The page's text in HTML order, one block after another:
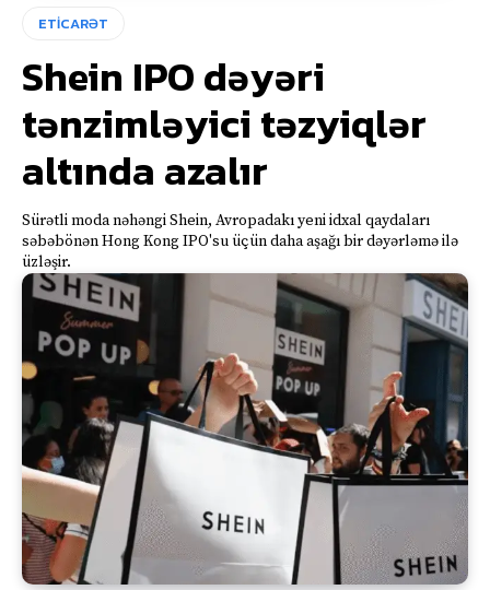
ETİCARƏT
Shein IPO dəyəri
tənzimləyici təzyiqlər
altında azalır
Sürətli moda nəhəngi Shein, Avropadakı yeni idxal qaydaları
səbəbönən Hong Kong IPO'su üçün daha aşağı bir dəyərləmə ilə
üzləşir.